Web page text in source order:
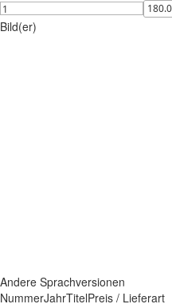
Bild(er)
Andere Sprachversionen
NummerJahrTitelPreis / Lieferart